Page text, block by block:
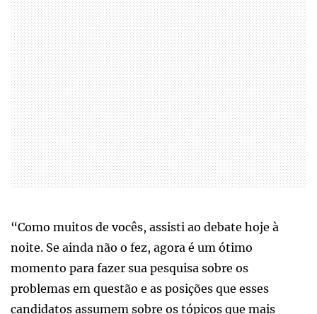
“Como muitos de vocês, assisti ao debate hoje à
noite. Se ainda não o fez, agora é um ótimo
momento para fazer sua pesquisa sobre os
problemas em questão e as posições que esses
candidatos assumem sobre os tópicos que mais